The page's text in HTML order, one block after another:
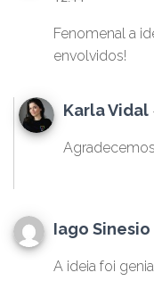
Fenomenal a
envolvidos!
Karla Vidal
Iago Sinesio
A ideia foi